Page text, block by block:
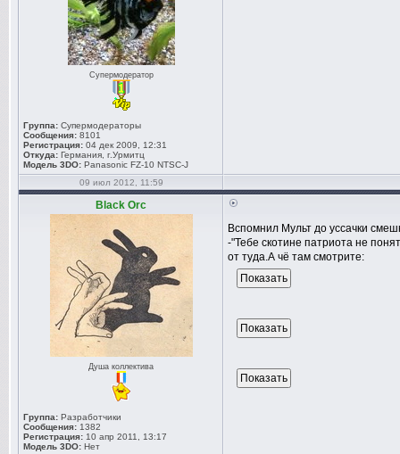
Супермодератор
Группа: Супермодераторы
Сообщения: 8101
Регистрация: 04 дек 2009, 12:31
Откуда: Германия, г.Урмитц
Модель 3DO: Panasonic FZ-10 NTSC-J
09 июл 2012, 11:59
Black Orc
Душа коллектива
Группа: Разработчики
Сообщения: 1382
Регистрация: 10 апр 2011, 13:17
Модель 3DO: Нет
Вспомнил Мульт до уссачки
-"Тебе скотине патриота не
от туда.А чё там смотрите: